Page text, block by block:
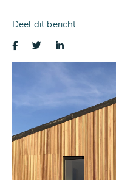
Deel dit bericht: